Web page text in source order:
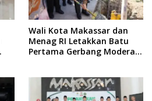
Wali Kota Makassar dan
Menag RI Letakkan Batu
Pertama Gerbang Moderasi